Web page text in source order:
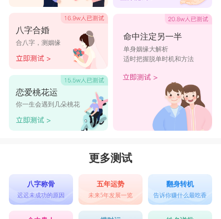
八字合婚
合八字，测姻缘
恋爱桃花运
你一生会遇到几朵桃花
命中注定另一半
单身姻缘大解析
适时把握脱单时机和方法
更多测试
八字称骨
迟迟未成功的原因
五年运势
未来5年发展一览
翻身转机
告诉你赚什么最吃香